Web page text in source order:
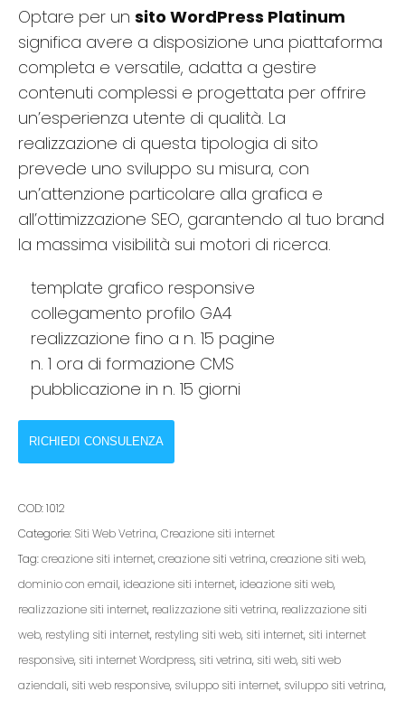
Optare per un sito WordPress Platinum
significa avere a disposizione una piattaforma
completa e versatile, adatta a gestire
contenuti complessi e progettata per offrire
un’esperienza utente di qualità. La
realizzazione di questa tipologia di sito
prevede uno sviluppo su misura, con
un’attenzione particolare alla grafica e
all’ottimizzazione SEO, garantendo al tuo brand
la massima visibilità sui motori di ricerca.
template grafico responsive
collegamento profilo GA4
realizzazione fino a n. 15 pagine
n. 1 ora di formazione CMS
pubblicazione in n. 15 giorni
RICHIEDI CONSULENZA
COD:1012
Categorie: Siti Web Vetrina,Creazione siti internet
Tag:creazione siti internet,creazione siti vetrina,creazione siti web,
dominio con email, ideazione siti internet, ideazione siti web,
realizzazione siti internet, realizzazione siti vetrina, realizzazione siti
web, restyling siti internet, restyling siti web, siti internet, siti internet
responsive, siti internet Wordpress, siti vetrina, siti web, siti web
aziendali, siti web responsive, sviluppo siti internet, sviluppo siti vetrina,